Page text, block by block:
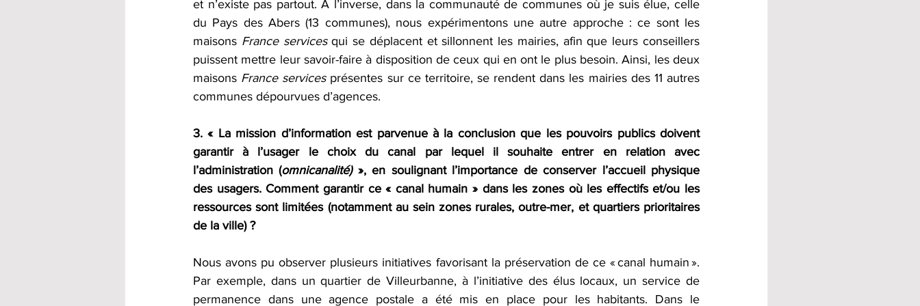
et n’existe pas partout. À l’inverse, dans la communauté de communes où je suis élue, celle
du Pays des Abers (13 communes), nous expérimentons une autre approche : ce sont les
maisons France services qui se déplacent et sillonnent les mairies, afin que leurs conseillers
puissent mettre leur savoir-faire à disposition de ceux qui en ont le plus besoin. Ainsi, les deux
maisons France services présentes sur ce territoire, se rendent dans les mairies des 11 autres
communes dépourvues d’agences.
3. « La mission d’information est parvenue à la conclusion que les pouvoirs publics doivent
garantir à l’usager le choix du canal par lequel il souhaite entrer en relation avec
l’administration (omnicanalité) », en soulignant l’importance de conserver l’accueil physique
des usagers. Comment garantir ce « canal humain » dans les zones où les effectifs et/ou les
ressources sont limitées (notamment au sein zones rurales, outre-mer, et quartiers prioritaires
de la ville) ?
Nous avons pu observer plusieurs initiatives favorisant la préservation de ce « canal humain ».
Par exemple, dans un quartier de Villeurbanne, à l’initiative des élus locaux, un service de
permanence dans une agence postale a été mis en place pour les habitants. Dans le